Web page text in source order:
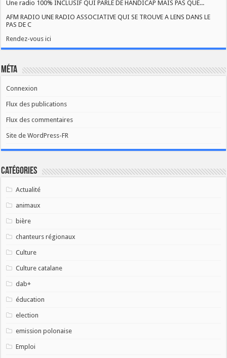
Une radio 100% INCLUSIF QUI PARLE DE HANDICAP MAIS PAS QUE...
AFM RADIO UNE RADIO ASSOCIATIVE QUI SE TROUVE A LENS DANS LE
PAS DE C
Rendez-vous ici
Méta
Connexion
Flux des publications
Flux des commentaires
Site de WordPress-FR
Catégories
Actualité
animaux
bière
chanteurs régionaux
Culture
Culture catalane
dab+
éducation
election
emission polonaise
Emploi